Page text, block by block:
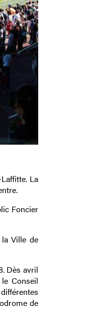
La
Foncier
Ville de
Dès avril
Conseil
de